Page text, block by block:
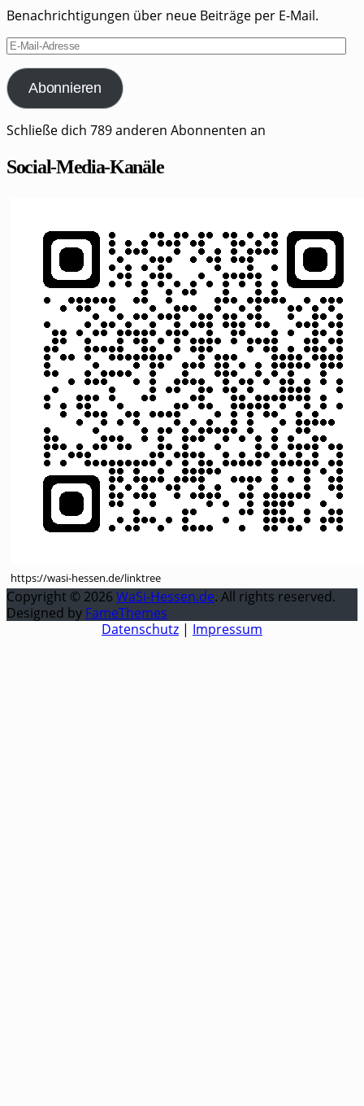
Benachrichtigungen über neue Beiträge per E-Mail.
E-
Mail-
Adresse
Abonnieren
Schließe dich 789 anderen Abonnenten an
Social-Media-Kanäle
https://wasi-hessen.de/linktree
Copyright © 2026 WaSi-Hessen.de. All rights reserved.
Designed by FameThemes
Datenschutz | Impressum